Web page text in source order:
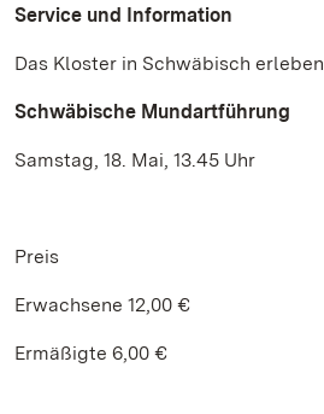
Service und Information
Das Kloster in Schwäbisch erleben
Schwäbische Mundartführung
Samstag, 18. Mai, 13.45 Uhr
Preis
Erwachsene 12,00 €
Ermäßigte 6,00 €